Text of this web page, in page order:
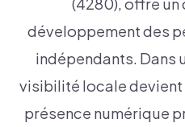
(4280), offre
développement des
indépendants. Dans
visibilité locale
présence numérique